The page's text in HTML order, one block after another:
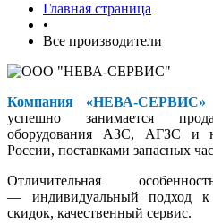
Главная страница
•
Все производители
Компания «НЕВА-СЕРВИС»
успешно занимается
оборудования АЗС, АГЗС и
России, поставками запасных
Отличительная
— индивидуальный подход к
скидок, качественный сервис.